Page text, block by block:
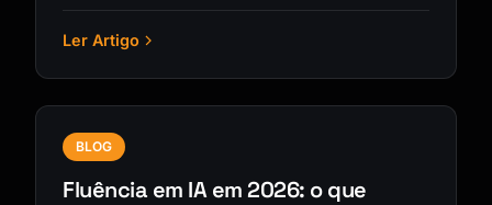
Ler Artigo
BLOG
Fluência em IA em 2026: o que